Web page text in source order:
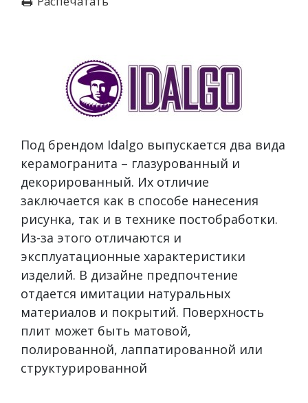
Под брендом Idalgo выпускается два вида
керамогранита – глазурованный и
декорированный. Их отличие
заключается как в способе нанесения
рисунка, так и в технике постобработки.
Из-за этого отличаются и
эксплуатационные характеристики
изделий. В дизайне предпочтение
отдается имитации натуральных
материалов и покрытий. Поверхность
плит может быть матовой,
полированной, лаппатированной или
структурированной